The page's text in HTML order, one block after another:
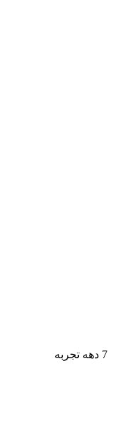
7 دهه تجربه